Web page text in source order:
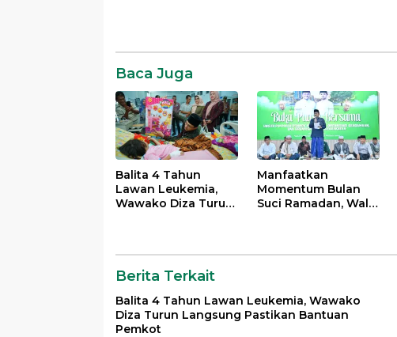
Baca Juga
Balita 4 Tahun
Lawan Leukemia,
Wawako Diza Turun
Manfaatkan
Momentum Bulan
Suci Ramadan, Wali
Masyarakat
Berita Terkait
Balita 4 Tahun Lawan Leukemia, Wawako
Diza Turun Langsung Pastikan Bantuan
Pemkot